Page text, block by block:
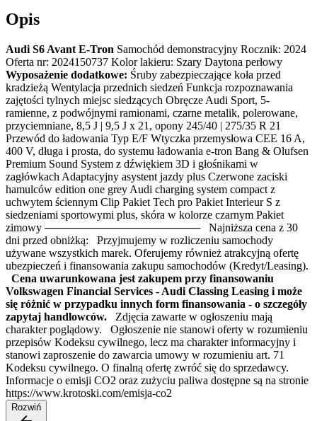
Opis
Audi S6 Avant E-Tron Samochód demonstracyjny Rocznik: 2024
Oferta nr: 2024150737 Kolor lakieru: Szary Daytona perłowy
Wyposażenie dodatkowe: Śruby zabezpieczające koła przed
kradzieżą Wentylacja przednich siedzeń Funkcja rozpoznawania
zajętości tylnych miejsc siedzących Obręcze Audi Sport, 5-
ramienne, z podwójnymi ramionami, czarne metalik, polerowane,
przyciemniane, 8,5 J | 9,5 J x 21, opony 245/40 | 275/35 R 21
Przewód do ładowania Typ E/F Wtyczka przemysłowa CEE 16 A,
400 V, długa i prosta, do systemu ładowania e-tron Bang & Olufsen
Premium Sound System z dźwiękiem 3D i głośnikami w
zagłówkach Adaptacyjny asystent jazdy plus Czerwone zaciski
hamulców edition one grey Audi charging system compact z
uchwytem ściennym Clip Pakiet Tech pro Pakiet Interieur S z
siedzeniami sportowymi plus, skóra w kolorze czarnym Pakiet
zimowy ──────────────────── Najniższa cena z 30
dni przed obniżką: Przyjmujemy w rozliczeniu samochody
używane wszystkich marek. Oferujemy również atrakcyjną ofertę
ubezpieczeń i finansowania zakupu samochodów (Kredyt/Leasing).
Cena uwarunkowana jest zakupem przy finansowaniu
Volkswagen Financial Services - Audi Classing Leasing i może
się różnić w przypadku innych form finansowania - o szczegóły
zapytaj handlowców. Zdjęcia zawarte w ogłoszeniu mają
charakter poglądowy. Ogłoszenie nie stanowi oferty w rozumieniu
przepisów Kodeksu cywilnego, lecz ma charakter informacyjny i
stanowi zaproszenie do zawarcia umowy w rozumieniu art. 71
Kodeksu cywilnego. O finalną ofertę zwróć się do sprzedawcy.
Informacje o emisji CO2 oraz zużyciu paliwa dostępne są na stronie
https://www.krotoski.com/emisja-co2
Rozwiń